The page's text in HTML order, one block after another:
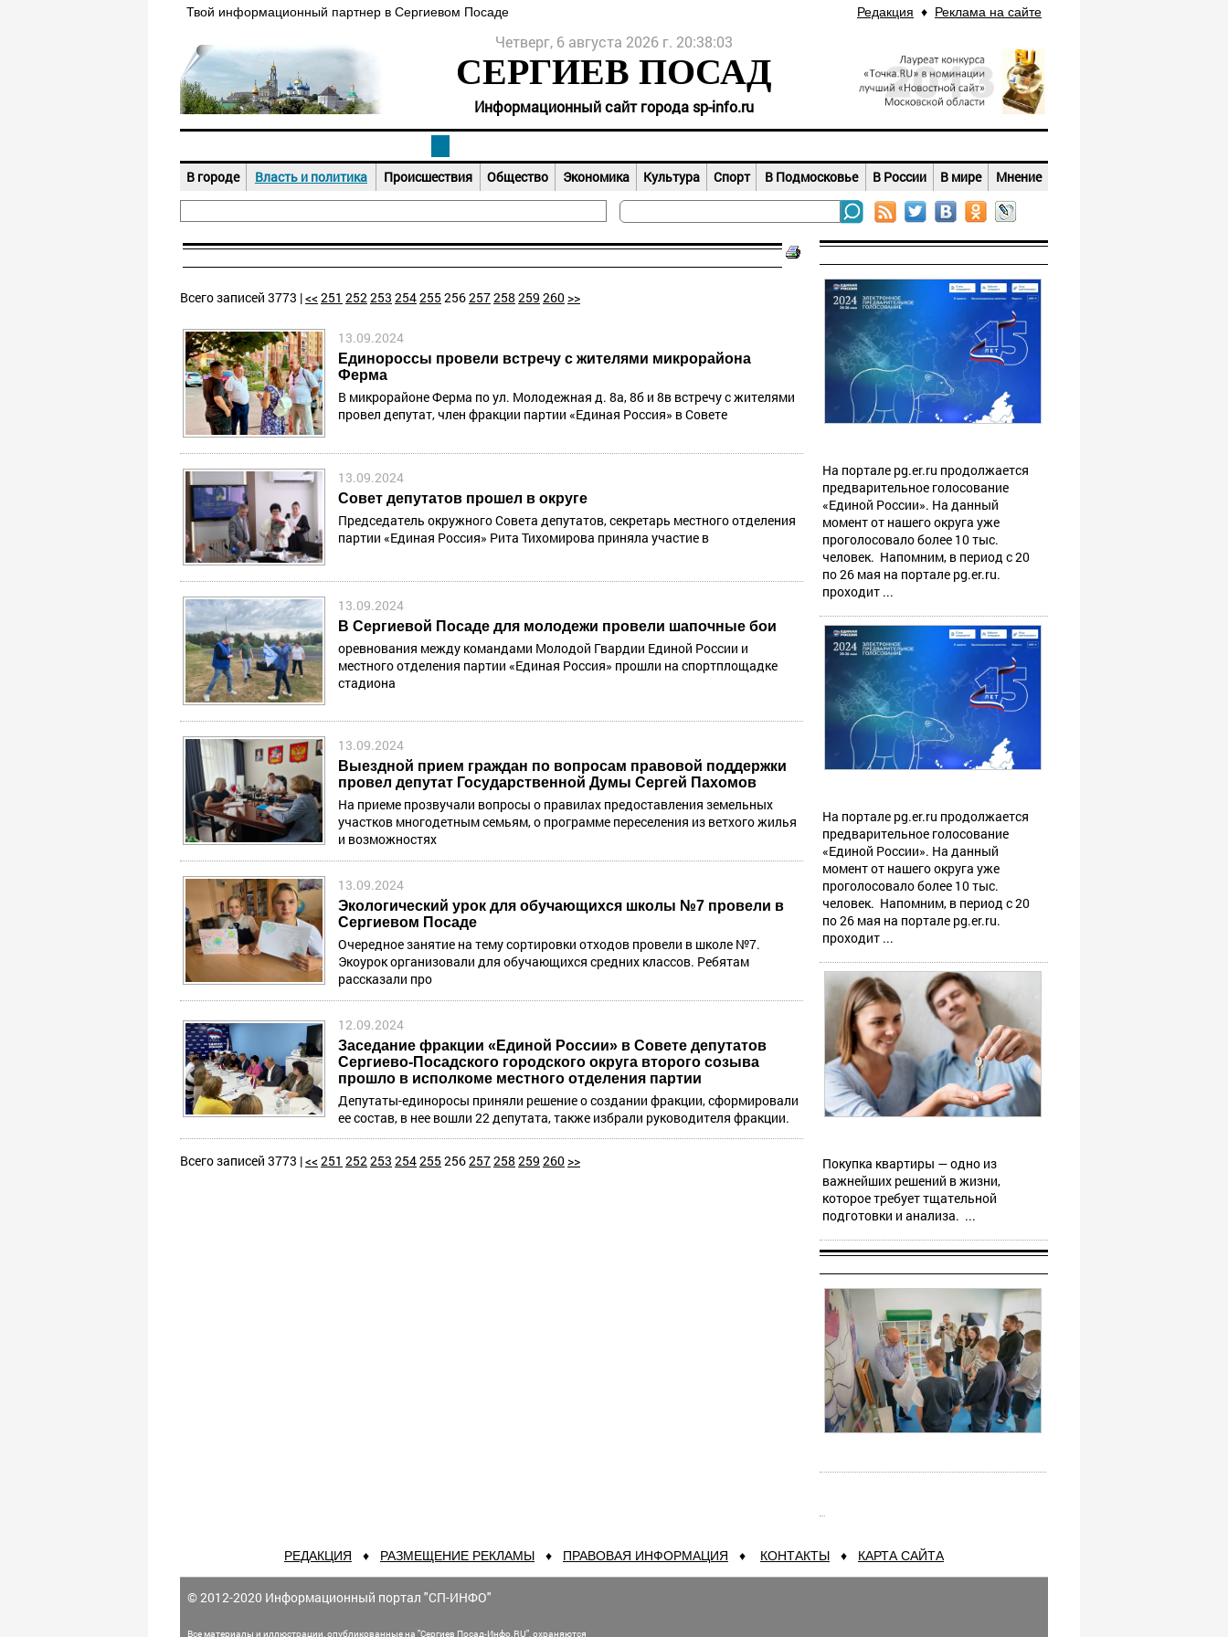
Твой информационный партнер в Сергиевом Посаде Редакция ♦ Реклама на сайте
Четверг, 6 августа 2026 г. 20:38:03
СЕРГИЕВ ПОСАД
Информационный сайт города sp-info.ru
В городе Власть и политика Происшествия Общество Экономика Культура Спорт В Подмосковье В России В мире Мнение
Всего записей 3773 |<< 251 252253 254255 256257258 259 260 >>
13.09.2024
Единороссы провели встречу с жителями микрорайона
Ферма
В микрорайоне Ферма по ул. Молодежная д. 8а, 8б и 8в встречу с жителями
провел депутат, член фракции партии «Единая Россия» в Совете
13.09.2024
Совет депутатов прошел в округе
Председатель окружного Совета депутатов, секретарь местного отделения
партии «Единая Россия» Рита Тихомирова приняла участие в
13.09.2024
В Сергиевой Посаде для молодежи провели шапочные бои
оревнования между командами Молодой Гвардии Единой России и
местного отделения партии «Единая Россия» прошли на спортплощадке
стадиона
13.09.2024
Выездной прием граждан по вопросам правовой поддержки
провел депутат Государственной Думы Сергей Пахомов
На приеме прозвучали вопросы о правилах предоставления земельных
участков многодетным семьям, о программе переселения из ветхого жилья
и возможностях
13.09.2024
Экологический урок для обучающихся школы №7 провели в
Сергиевом Посаде
Очередное занятие на тему сортировки отходов провели в школе №7.
Экоурок организовали для обучающихся средних классов. Ребятам
рассказали про
12.09.2024
Заседание фракции «Единой России» в Совете депутатов
Сергиево-Посадского городского округа второго созыва
прошло в исполкоме местного отделения партии
Депутаты-единоросы приняли решение о создании фракции, сформировали
ее состав, в нее вошли 22 депутата, также избрали руководителя фракции.
Всего записей 3773 |<< 251 252253 254255 256257258 259 260 >>
На портале pg.er.ru продолжается
предварительное голосование
«Единой России». На данный
момент от нашего округа уже
проголосовало более 10 тыс.
человек. Напомним, в период с 20
по 26 мая на портале pg.er.ru.
проходит ...
На портале pg.er.ru продолжается
предварительное голосование
«Единой России». На данный
момент от нашего округа уже
проголосовало более 10 тыс.
человек. Напомним, в период с 20
по 26 мая на портале pg.er.ru.
проходит ...
Покупка квартиры — одно из
важнейших решений в жизни,
которое требует тщательной
подготовки и анализа. ...
РЕДАКЦИЯ ♦ РАЗМЕЩЕНИЕ РЕКЛАМЫ ♦ ПРАВОВАЯ ИНФОРМАЦИЯ ♦ КОНТАКТЫ ♦ КАРТА САЙТА
© 2012-2020 Информационный портал "СП-ИНФО"
Все материалы и иллюстрации,опубликованные на "Сергиев Посад-Инфо.RU", охраняются